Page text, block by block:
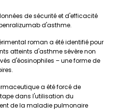
de sécurité et d'efficacité
d'asthme.
roman a été identifié pour
atteints d'asthme sévère non
d'éosinophiles – une forme de
a été forcé de
dans l'utilisation du
de la maladie pulmonaire